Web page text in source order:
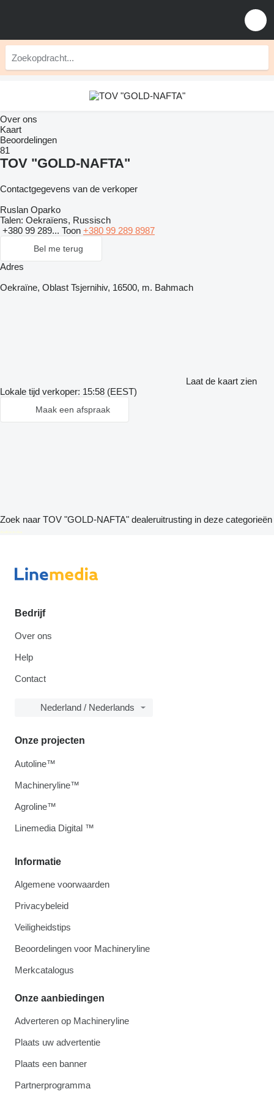
Over ons
Kaart
Beoordelingen
81
TOV "GOLD-NAFTA"
Contactgegevens van de verkoper
Ruslan Oparko
Talen: Oekraïens, Russisch
+380 99 289... Toon +380 99 289 8987
Bel me terug
Adres
Oekraïne, Oblast Tsjernihiv, 16500, m. Bahmach
Laat de kaart zien
Lokale tijd verkoper: 15:58 (EEST)
Maak een afspraak
Zoek naar TOV "GOLD-NAFTA" dealeruitrusting in deze categorieën
disallow-in-dsa
Bedrijf
Over ons
Help
Contact
Nederland / Nederlands
Informatie
Algemene voorwaarden
Privacybeleid
Veiligheidstips
Beoordelingen voor Machineryline
Merkcatalogus
Onze aanbiedingen
Adverteren op Machineryline
Plaats uw advertentie
Plaats een banner
Partnerprogramma
Onze projecten
Autoline™
Machineryline™
Agroline™
Linemedia Digital ™